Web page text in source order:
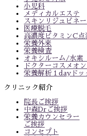
小児科
メディカルエステ
スキンリジュビネ
医療脱毛
高濃度ビタミンC点
栄養外来
栄養検査
オキシルーム/水
ドクターコスメオ
栄養解析１dayドッ
クリニック紹介
院長ご挨拶
中森Drご挨拶
栄養カウンセラー
ご挨拶
コンセプト